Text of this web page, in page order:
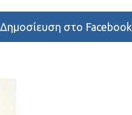
Δημοσίευση στο Facebook